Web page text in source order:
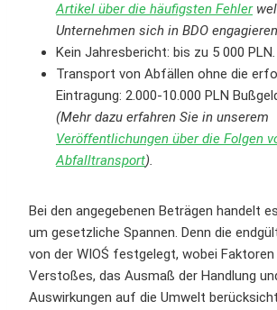
Artikel über die häufigsten Fehler
Unternehmen sich in BDO
Kein Jahresbericht: bis zu 5 000 PLN.
Transport von Abfällen ohne die
Eintragung: 2.000-10.000 PLN
(Mehr dazu erfahren Sie in unserem
Veröffentlichungen über die Folgen
Abfalltransport).
Bei den angegebenen Beträgen handelt
um gesetzliche Spannen. Denn die
von der WIOŚ festgelegt, wobei
Verstoßes, das Ausmaß der Handlung
Auswirkungen auf die Umwelt